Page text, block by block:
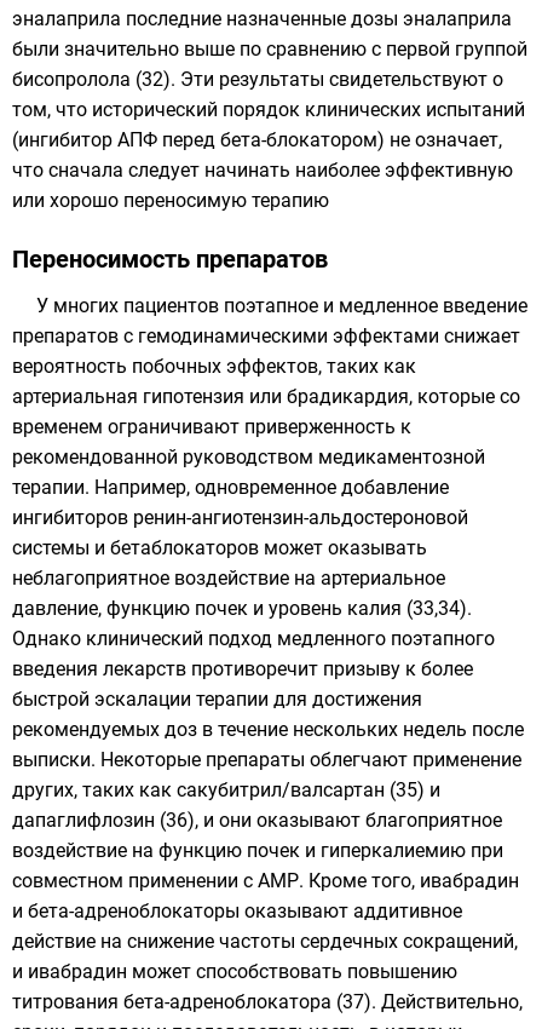
эналаприла последние назначенные дозы эналаприла
были значительно выше по сравнению с первой группой
бисопролола (32). Эти результаты свидетельствуют о
том, что исторический порядок клинических испытаний
(ингибитор АПФ перед бета-блокатором) не означает,
что сначала следует начинать наиболее эффективную
или хорошо переносимую терапию
Переносимость препаратов
У многих пациентов поэтапное и медленное введение
препаратов с гемодинамическими эффектами снижает
вероятность побочных эффектов, таких как
артериальная гипотензия или брадикардия, которые со
временем ограничивают приверженность к
рекомендованной руководством медикаментозной
терапии. Например, одновременное добавление
ингибиторов ренин-ангиотензин-альдостероновой
системы и бетаблокаторов может оказывать
неблагоприятное воздействие на артериальное
давление, функцию почек и уровень калия (33,34).
Однако клинический подход медленного поэтапного
введения лекарств противоречит призыву к более
быстрой эскалации терапии для достижения
рекомендуемых доз в течение нескольких недель после
выписки. Некоторые препараты облегчают применение
других, таких как сакубитрил/валсартан (35) и
дапаглифлозин (36), и они оказывают благоприятное
воздействие на функцию почек и гиперкалиемию при
совместном применении с АМР. Кроме того, ивабрадин
и бета-адреноблокаторы оказывают аддитивное
действие на снижение частоты сердечных сокращений,
и ивабрадин может способствовать повышению
титрования бета-адреноблокатора (37). Действительно,